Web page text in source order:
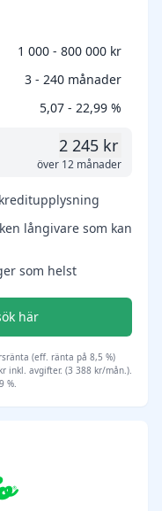
1 000 - 800 000 kr
3 - 240 månader
5,07 - 22,99 %
2 245 kr
över 12 månader
långivare som kan
som helst
här
(eff. ränta på 8,5 %)
inkl. avgifter. (3 388 kr/mån.).
%.